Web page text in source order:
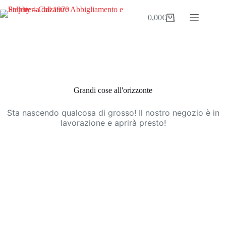
al
Carrello
0,00€
Grandi cose all'orizzonte
Sta nascendo qualcosa di grosso! Il nostro negozio è in
lavorazione e aprirà presto!